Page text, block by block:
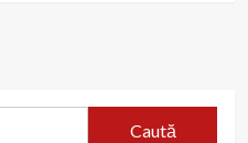
Caută